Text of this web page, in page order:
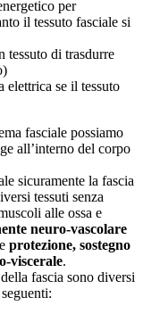
per
il tessuto fasciale si
tessuto di trasdurre
elettrica se il tessuto
fasciale possiamo
all’interno del corpo
sicuramente la fascia
tessuti senza
alle ossa e
neuro-vascolare
protezione, sostegno
viscerale.
fascia sono diversi